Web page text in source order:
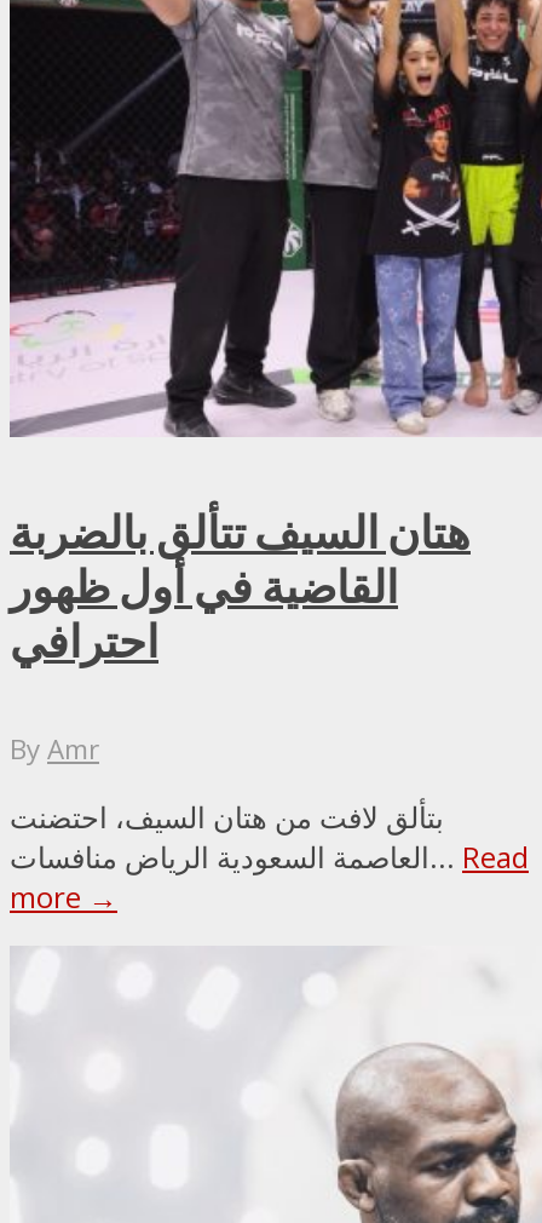
هتان السيف تتألق بالضربة
القاضية في أول ظهور
احترافي
ByAmr
بتألق لافت من هتان السيف، احتضنت
العاصمة السعودية الرياض منافسات... Read
more →